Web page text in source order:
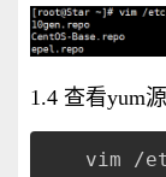
1.4 查看yum
vim /